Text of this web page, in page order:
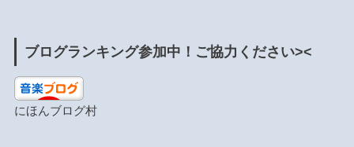
ブログランキング参加中！ご協力ください><
にほんブログ村